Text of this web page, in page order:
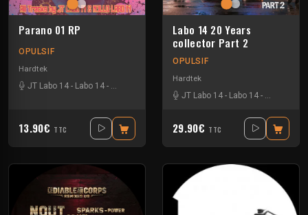
Parano 01 RP
OPULSIF
Hardtek
JT Labo 14 - Labo 14 - N3llø Labo 14
13.90€ TTC
Labo 14 20 Years
collector Part 2
OPULSIF
Hardtek
JT Labo 14 - Labo 14 - N3llø Labo
29.90€ TTC